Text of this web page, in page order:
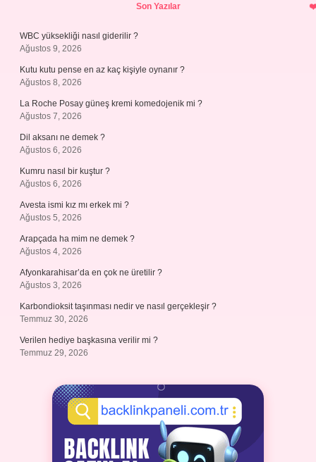
Son Yazılar
WBC yüksekliği nasıl giderilir ?
Ağustos 9, 2026
Kutu kutu pense en az kaç kişiyle oynanır ?
Ağustos 8, 2026
La Roche Posay güneş kremi komedojenik mi ?
Ağustos 7, 2026
Dil aksanı ne demek ?
Ağustos 6, 2026
Kumru nasıl bir kuştur ?
Ağustos 6, 2026
Avesta ismi kız mı erkek mi ?
Ağustos 5, 2026
Arapçada ha mim ne demek ?
Ağustos 4, 2026
Afyonkarahisar’da en çok ne üretilir ?
Ağustos 3, 2026
Karbondioksit taşınması nedir ve nasıl gerçekleşir ?
Temmuz 30, 2026
Verilen hediye başkasına verilir mi ?
Temmuz 29, 2026